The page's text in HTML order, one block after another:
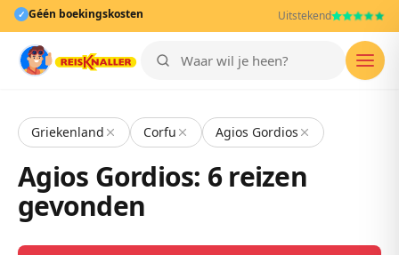
✓ Géén boekingskosten Uitstekend
Griekenland Corfu Agios Gordios
Agios Gordios: 6 reizen
gevonden